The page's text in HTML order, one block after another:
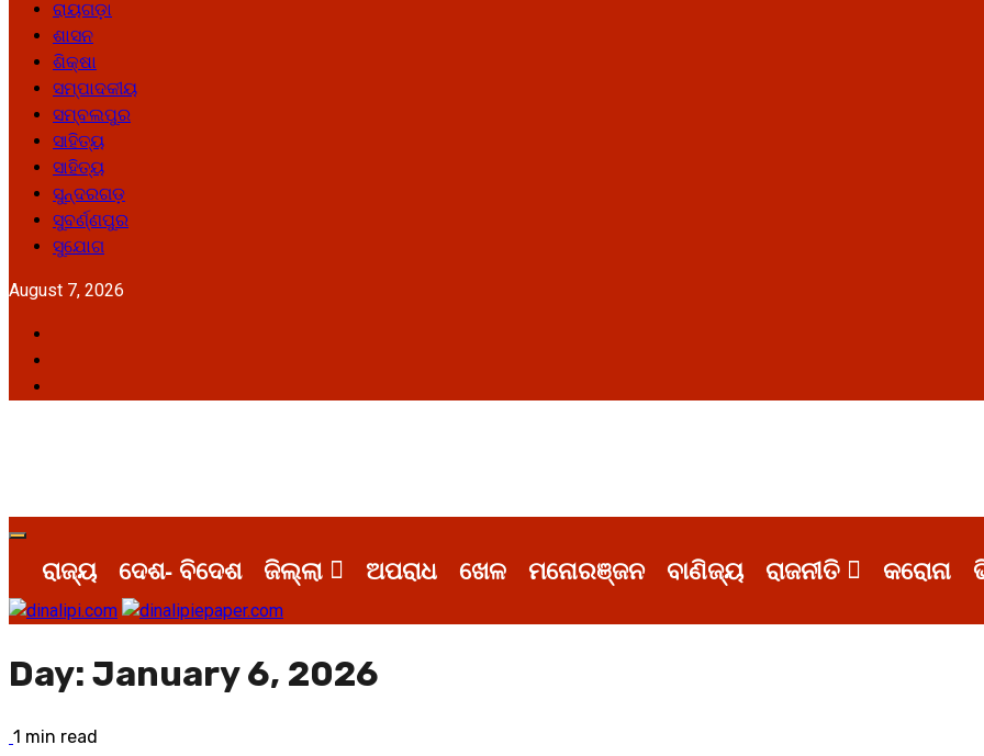
ରାୟଗଡ଼ା
ଶାସନ
ଶିକ୍ଷା
ସମ୍ପାଦକୀୟ
ସମ୍ବଲପୁର
ସାହିତ୍ୟ
ସାହିତ୍ୟ
ସୁନ୍ଦରଗଡ଼
ସୁବର୍ଣ୍ଣପୁର
ସୁଯୋଗ
August 7, 2026
Primary
Menuରାଜ୍ୟ ଦେଶ- ବିଦେଶ ଜିଲ୍ଲା ଅପରାଧ ଖେଳ ମନୋରଞ୍ଜନ ବାଣିଜ୍ୟ ରାଜନୀତି କରୋନା
Day: January 6, 2026
1 min read